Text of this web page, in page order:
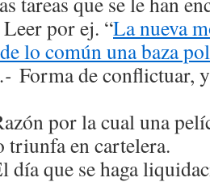
por ej. “La nueva
lo común una baza
Forma de conflictuar,
por la cual una
triunfa en cartelera.
día que se haga